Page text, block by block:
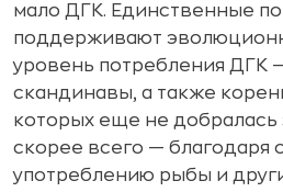
мало ДГК. Единственные
поддерживают
уровень потребления ДГК
скандинавы, а также
которых еще не добралась
скорее всего — благодаря
употреблению рыбы и